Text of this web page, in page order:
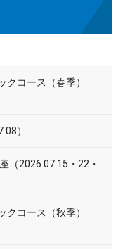
コース（春季）
）
（2026.07.15・22・
コース（秋季）